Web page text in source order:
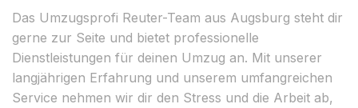
Das Umzugsprofi Reuter-Team aus Augsburg steht dir
gerne zur Seite und bietet professionelle
Dienstleistungen für deinen Umzug an. Mit unserer
langjährigen Erfahrung und unserem umfangreichen
Service nehmen wir dir den Stress und die Arbeit ab,